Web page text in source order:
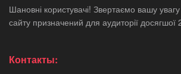
Шановні користувачі! Звертаємо вашу
сайту призначений для аудиторії досягшої
Контакты: